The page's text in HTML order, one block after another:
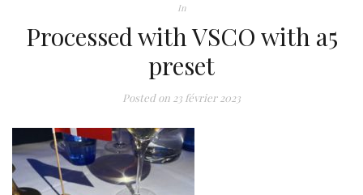
In
Processed with VSCO with a5
preset
Posted on 23 février 2023